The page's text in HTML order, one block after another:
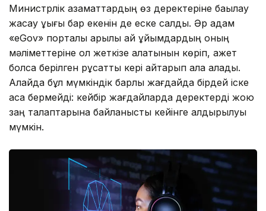
Министрлік азаматтардың өз деректеріне бақылау
жасау құқығы бар екенін де еске салды. Әр адам
«eGov» порталы арқылы қай ұйымдардың оның
мәліметтеріне қол жеткізе алатынын көріп, қажет
болса берілген рұқсатты кері қайтарып ала алады.
Алайда бұл мүмкіндік барлық жағдайда бірдей іске
аса бермейді: кейбір жағдайларда деректерді жою
заң талаптарына байланысты кейінге қалдырылуы
мүмкін.